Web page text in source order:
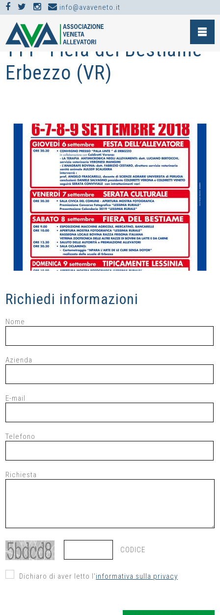
info@avaveneto.it
NEWS >EVENTI >111° FIERA DEL BESTIAME - ERBEZZO (VR)
111° Fiera del Bestiame -
Erbezzo (VR)
Richiedi informazioni
Nome
Azienda
E-mail
Telefono
Richiesta
CODICE
Dichiaro di aver letto l'informativa sulla privacy